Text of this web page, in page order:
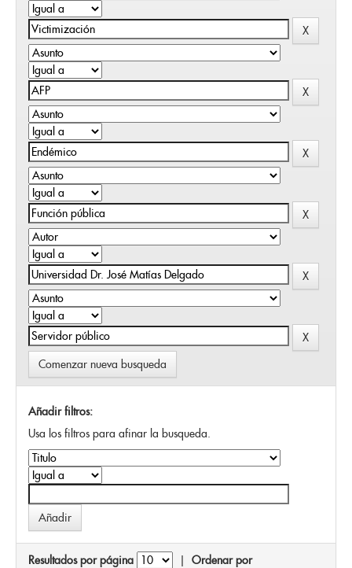
Comenzar nueva busqueda
Añadir filtros:
Usa los filtros para afinar la busqueda.
Resultados por página | Ordenar por